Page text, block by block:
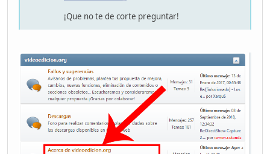
¡Que no te de corte preguntar!